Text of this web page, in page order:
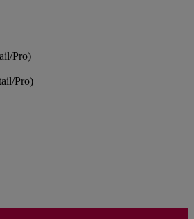
Pro)
Pro)